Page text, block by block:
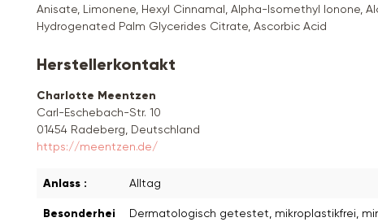
Anisate, Limonene, Hexyl Cinnamal, Alpha-Isomethyl Ionone,
Hydrogenated Palm Glycerides Citrate, Ascorbic Acid
Herstellerkontakt
Charlotte Meentzen
Carl-Eschebach-Str. 10
01454 Radeberg, Deutschland
https://meentzen.de/
Anlass : Alltag
Besonderhei
Dermatologisch getestet , mikroplastikfrei ,